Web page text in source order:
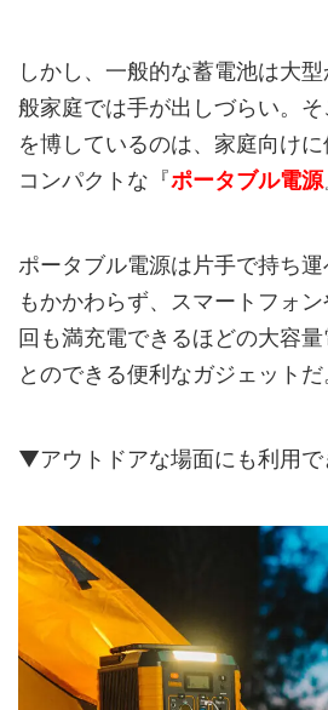
しかし、一般的な蓄電池は大
般家庭では手が出しづらい。
を博しているのは、家庭向け
コンパクトな『ポータブル電源
ポータブル電源は片手で持ち
もかかわらず、スマートフォ
回も満充電できるほどの大容
とのできる便利なガジェットだ
▼アウトドアな場面にも利用で